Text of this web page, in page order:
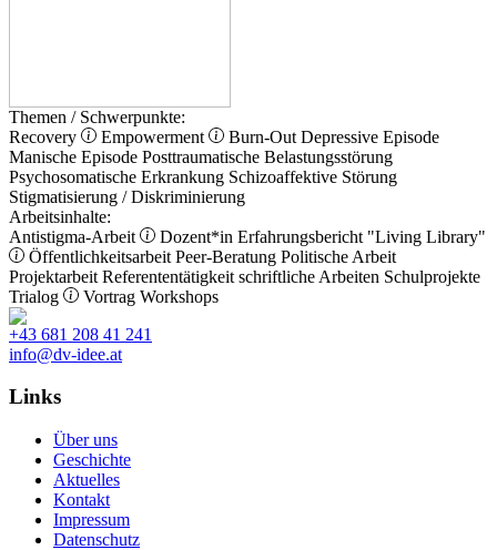
Themen / Schwerpunkte:
Recovery
Empowerment Burn-Out Depressive Episode
Manische Episode Posttraumatische Belastungsstörung
Psychosomatische Erkrankung Schizoaffektive Störung
Stigmatisierung / Diskriminierung
Arbeitsinhalte:
Antistigma-Arbeit
Dozent*in Erfahrungsbericht "Living Library"
Öffentlichkeitsarbeit Peer-Beratung Politische Arbeit
Projektarbeit Referententätigkeit schriftliche Arbeiten Schulprojekte
Trialog
Vortrag Workshops
+43 681 208 41 241
info@dv-idee.at
Links
Über uns
Geschichte
Aktuelles
Kontakt
Impressum
Datenschutz